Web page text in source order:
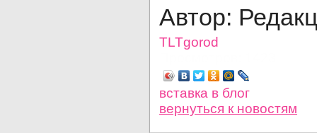
Автор:
TLTgorod
вставка в блог
вернуться к новостям